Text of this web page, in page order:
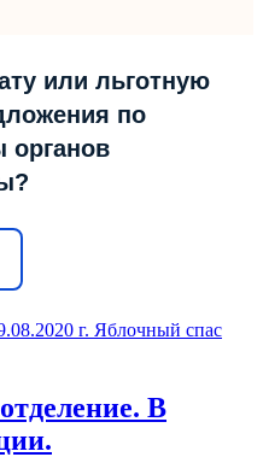
или льготную
по
г. Яблочный спас
В